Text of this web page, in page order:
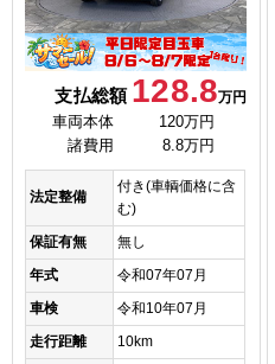
支払総額 128.8万円
車両本体
120万円
諸費用
8.8万円
法定整備
付き(車輌価格に含
む)
保証有無
無し
年式
令和07年07月
車検
令和10年07月
走行距離
10km